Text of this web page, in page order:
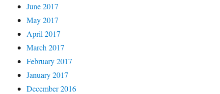
June 2017
May 2017
April 2017
March 2017
February 2017
January 2017
December 2016